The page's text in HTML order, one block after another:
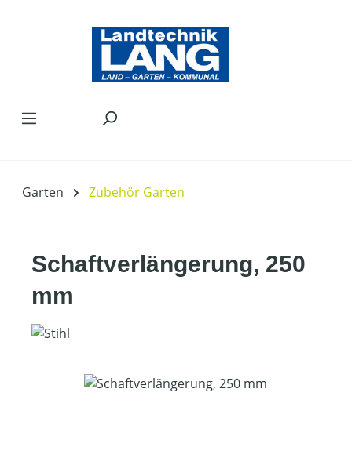
Garten Zubehör Garten
Schaftverlängerung, 250
mm
Bildergalerie überspringen